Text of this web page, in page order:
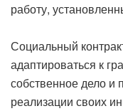
работу,
Социальный
адаптироваться к
собственное дело и
реализации своих